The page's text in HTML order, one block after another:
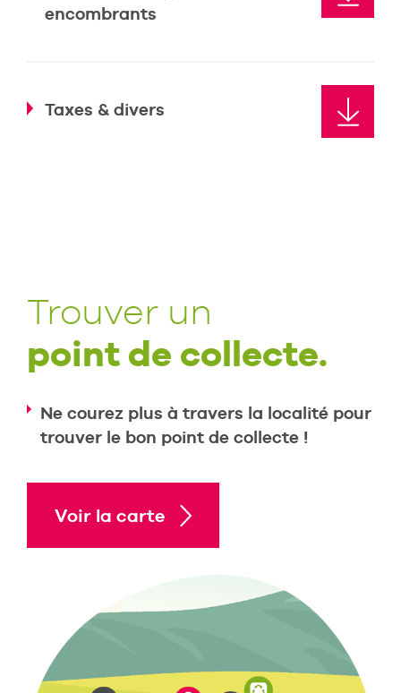
encombrants
Taxes & divers
Trouver un
point de collecte.
Ne courez plus à travers la localité pour
trouver le bon point de collecte !
Voir la carte